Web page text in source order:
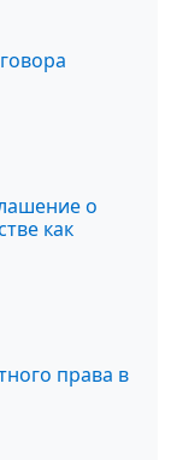
о
как
права в